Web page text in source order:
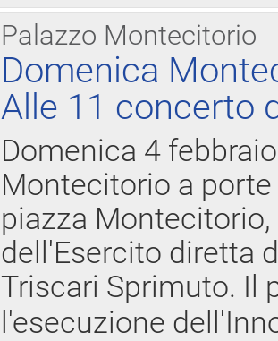
Palazzo Montecitorio
Domenica
Alle 11 concerto
Domenica 4
Montecitorio a
piazza
dell'Esercito diretta
Triscari Sprimuto. Il
l'esecuzione